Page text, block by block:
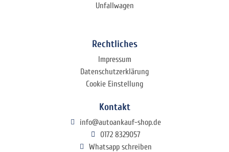
Unfallwagen
Rechtliches
Impressum
Datenschutzerklärung
Cookie Einstellung
Kontakt
info@autoankauf-shop.de
0172 8329057
Whatsapp schreiben